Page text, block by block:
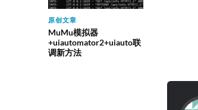
原创文章
MuMu模拟器
+uiautomator2+uiauto联
调新方法